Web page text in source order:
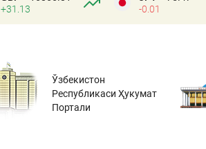
+31.13
-0.01
Ўзбекистон
Республикаси Ҳукумат
Портали